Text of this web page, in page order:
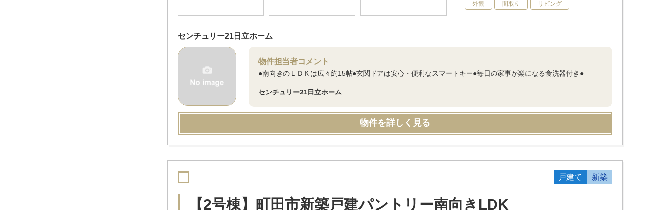
外観 間取り リビング
センチュリー21日立ホーム
物件担当者コメント
●南向きのＬＤＫは広々約15帖●玄関ドアは安心・便利なスマートキー●毎日の家事が楽になる食洗器付き●
センチュリー21日立ホーム
物件を詳しく見る
戸建て 新築
【2号棟】町田市新築戸建パントリー南向きLDK